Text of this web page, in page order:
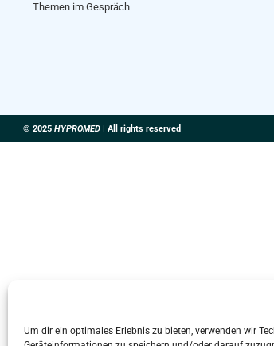
Um dir ein optimales Erlebnis zu bieten, verwenden wir
Themen im Gespräch
© 2025 HYPROMED | All rights reserved